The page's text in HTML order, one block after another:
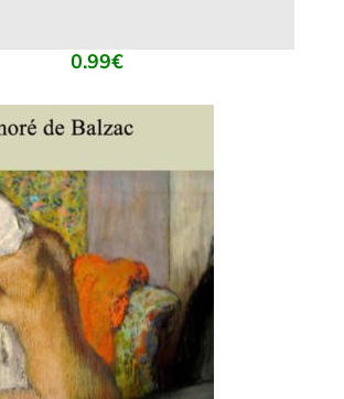
0.99€
PANIER / DÉTAILS